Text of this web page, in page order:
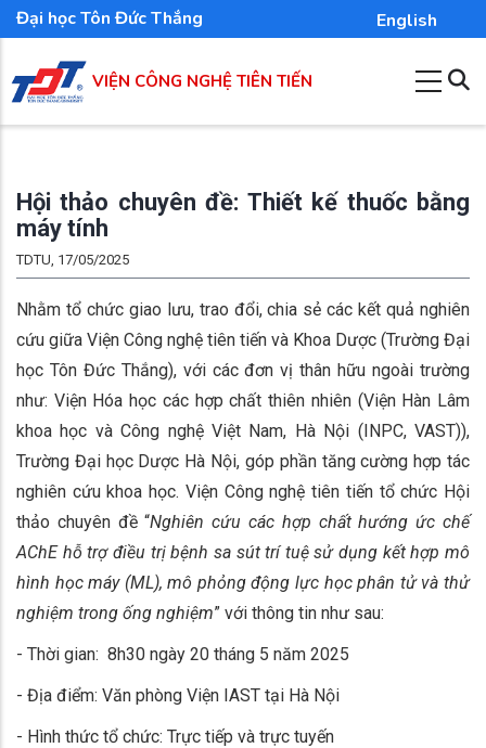
Nhảy
đến
nội
dung
Đại học Tôn Đức Thắng English
VIỆN CÔNG NGHỆ TIÊN TIẾN
Hội thảo chuyên đề: Thiết kế thuốc bằng
máy tính
TDTU, 17/05/2025
Nhằm tổ chức giao lưu, trao đổi, chia sẻ các kết quả nghiên
cứu giữa Viện Công nghệ tiên tiến và Khoa Dược (Trường Đại
học Tôn Đức Thắng), với các đơn vị thân hữu ngoài trường
như: Viện Hóa học các hợp chất thiên nhiên (Viện Hàn Lâm
khoa học và Công nghệ Việt Nam, Hà Nội (INPC, VAST)),
Trường Đại học Dược Hà Nội, góp phần tăng cường hợp tác
nghiên cứu khoa học. Viện Công nghệ tiên tiến tổ chức Hội
thảo chuyên đề “Nghiên cứu các hợp chất hướng ức chế
AChE hỗ trợ điều trị bệnh sa sút trí tuệ sử dụng kết hợp mô
hình học máy (ML), mô phỏng động lực học phân tử và thử
nghiệm trong ống nghiệm” với thông tin như sau:
- Thời gian: 8h30 ngày 20 tháng 5 năm 2025
- Địa điểm: Văn phòng Viện IAST tại Hà Nội
- Hình thức tổ chức: Trực tiếp và trực tuyến